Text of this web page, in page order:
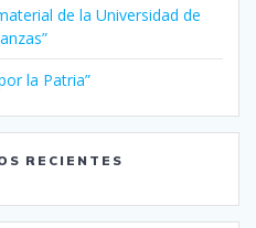
de la Universidad de
la Patria”
RECIENTES